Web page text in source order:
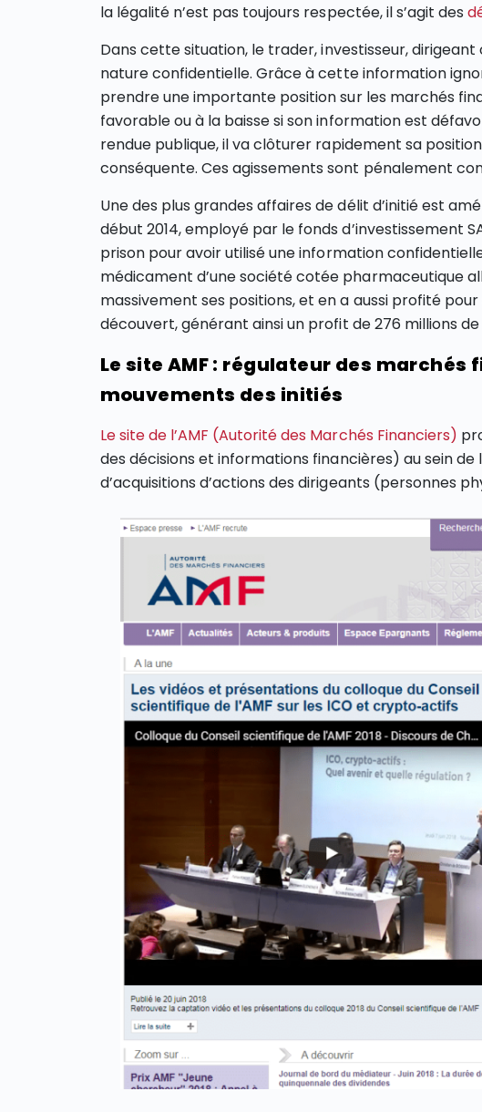
la légalité n’est pas toujours respectée, il s’agit des
Dans cette situation, le trader, investisseur,
nature confidentielle. Grâce à cette information
prendre une importante position sur les marchés
favorable ou à la baisse si son information est
rendue publique, il va clôturer rapidement sa
conséquente. Ces agissements sont pénalement
Une des plus grandes affaires de délit d’initié est
début 2014, employé par le fonds d’investissement
prison pour avoir utilisé une information
médicament d’une société cotée pharmaceutique
massivement ses positions, et en a aussi profité
découvert, générant ainsi un profit de 276 millions de
Le site AMF : régulateur des
mouvements des initiés
Le site de l’AMF (Autorité des Marchés Financiers)
des décisions et informations financières) au sein
d’acquisitions d’actions des dirigeants (personnes